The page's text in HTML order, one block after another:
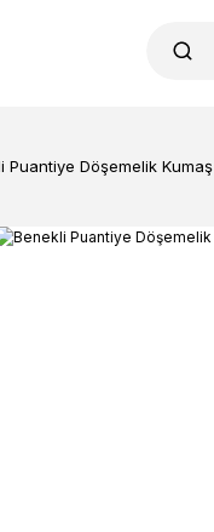
Puantiye Döşemelik Kumaş